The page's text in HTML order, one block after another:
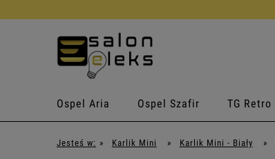
Ospel Aria Ospel Szafir TG Retro
Jesteś w: » Karlik Mini » Karlik Mini - Biały »